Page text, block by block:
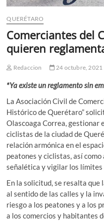
QUERÉTARO
Comerciantes del
quieren
Redaccion 24 octubre, 2021
*Ya existe un reglamento sin
La Asociación Civil de
Histórico de Querétaro”
Olascoaga Correa, gestionar
ciclistas de la ciudad de
relación armónica en el
peatones y ciclistas, así
señalética y vigilar los límites
En la solicitud, se resalta que
al sentido de las calles y la
riesgo a los peatones y a los
a los comercios y habitantes